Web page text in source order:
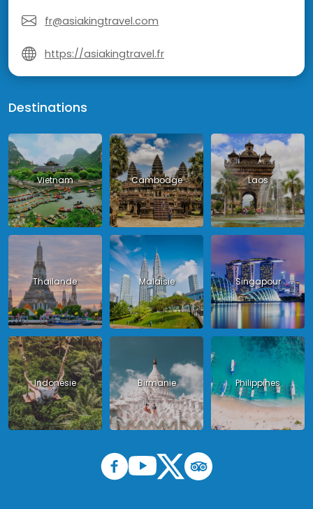
fr@asiakingtravel.com
https://asiakingtravel.fr
Destinations
Vietnam Cambodge Laos
Thailande Malaisie Singapour
Indonésie Birmanie Philippines